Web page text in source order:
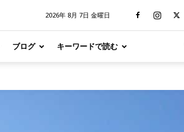
2026年 8月 7日 金曜日
ブログ キーワードで読む